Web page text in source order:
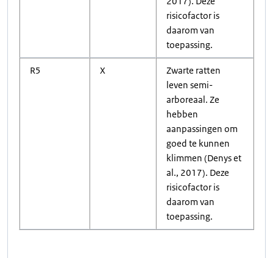
risicofactor is
daarom van
toepassing.
R5 X
Zwarte ratten
leven semi-
arboreaal. Ze
hebben
aanpassingen om
goed te kunnen
klimmen (Denys et
al., 2017). Deze
risicofactor is
daarom van
toepassing.